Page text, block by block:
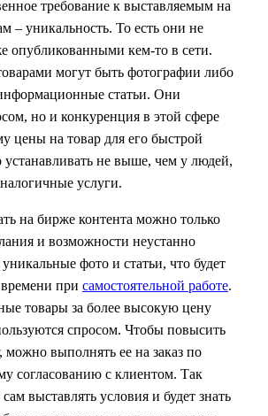
требование к выставляемым на
– уникальность. То есть они не
опубликованными кем-то в сети.
могут быть фотографии либо
статьи. Они
но и конкуренция в этой сфере
цены на товар для его быстрой
устанавливать не выше, чем у людей,
услуги.
на бирже контента можно только
и возможности неустанно
фото и статьи, что будет
при самостоятельной работе.
товары за более высокую цену
спросом. Чтобы повысить
можно выполнять ее на заказ по
согласованию с клиентом. Так
выставлять условия и будет знать